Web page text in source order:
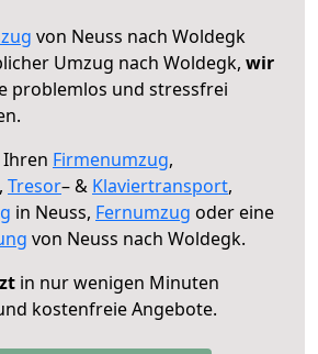
von Neuss nach Woldegk
Umzug nach Woldegk, wir
problemlos und stressfrei
Firmenumzug,
, Tresor– & Klaviertransport,
in Neuss, Fernumzug oder eine
von Neuss nach Woldegk.
in nur wenigen Minuten
kostenfreie Angebote.